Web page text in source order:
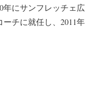
年にサンフレッチェ広
チに就任し、2011年